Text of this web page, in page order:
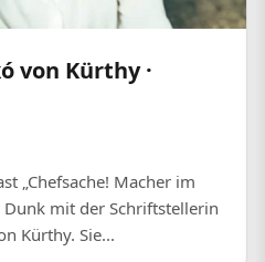
von Kürthy ·
„Chefsache! Macher im
Dunk mit der Schriftstellerin
Kürthy. Sie...